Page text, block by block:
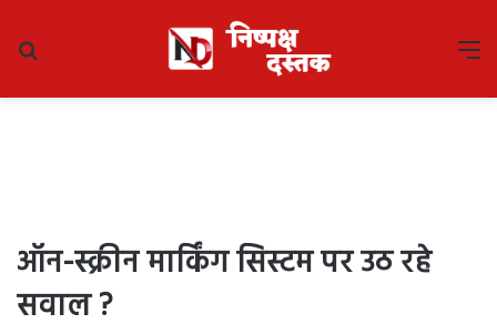
ऑन-स्क्रीन मार्किंग सिस्टम पर उठ रहे
सवाल ?